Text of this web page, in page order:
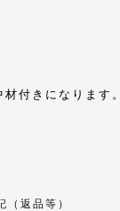
付きになります。
（返品等）